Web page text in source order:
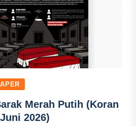
Merah Putih (Koran
2026)